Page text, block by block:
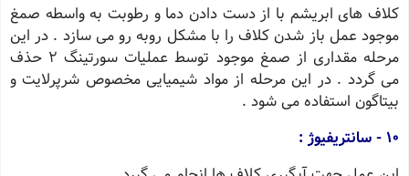
کلاف های ابریشم با از دست دادن دما و رطوبت به واسطه صمغ
موجود عمل باز شدن کلاف را با مشکل روبه رو می سازد . در این
مرحله مقداری از صمغ موجود توسط عملیات سورتینگ 2 حذف
می گردد . در این مرحله از مواد شیمیایی مخصوص شرپرلایت و
بیتاگون استفاده می شود .
10 - سانتریفیوژ :